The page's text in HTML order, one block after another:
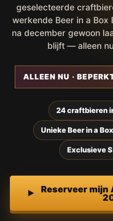
geselecteerde
werkende Beer in a Box
na december gewoon
blijft — alleen
ALLEEN NU ·
24 craftbieren
Unieke Beer in a
Exclusieve
Reserveer mijn